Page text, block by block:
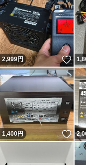
2,999円 い
1,400円 い